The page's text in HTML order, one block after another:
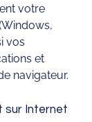
votre
vos
et
navigateur.
sur Internet